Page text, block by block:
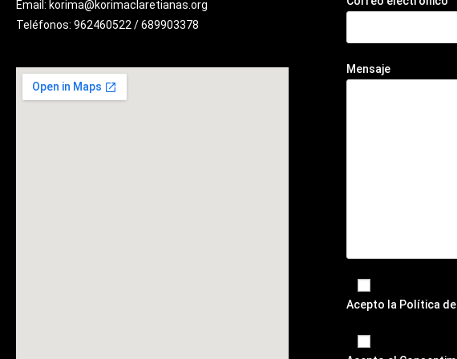
Email: korima@korimaclaretianas.org
Teléfonos: 962460522 / 689903378
Mensaje
Acepto la Política